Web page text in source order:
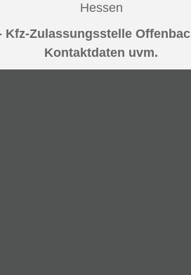
Hessen
Kfz-Zulassungsstelle
Kontaktdaten uvm.